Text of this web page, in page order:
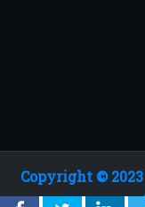
Copyright ©